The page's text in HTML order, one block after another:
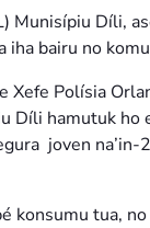
Munisípiu Díli,
bairu no
Polísia
Díli hamutuk ho
joven
konsumu tua,